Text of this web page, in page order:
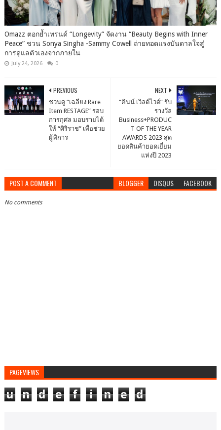
Omazz ตอกย้ำเทรนด์ “Longevity” จัดงาน “Beauty Begins with Inner
Peace” ชวน Sonya Singha -​Sammy Cowell ถ่ายทอดแรงบันดาลใจสู่
การดูแลตัวเองจากภายใน
July 24, 2026 0
NEXT
“คินน์ เวิลด์ไวด์” รับ
รางวัล
Business+PRODUC
T OF THE YEAR
AWARDS 2023 สุด
ยอดสินค้ายอดเยี่ยม
แห่งปี 2023
PREVIOUS
ชวนดู “เฉลียง Rare
Item RESTAGE” รอบ
การกุศล มอบรายได้
ให้ “ศิริราช” เพื่อช่วย
ผู้พิการ
POST A COMMENT BLOGGER DISQUS FACEBOOK
No comments
PAGEVIEWS
u n d e f i n e d